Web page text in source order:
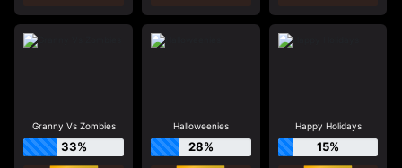
Granny Vs Zombies
33%
Halloweenies
28%
Happy Holidays
15%